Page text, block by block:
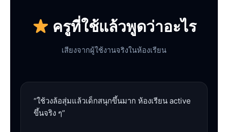
ครูที่ใช้แล้วพูดว่าอะไร
เสียงจากผู้ใช้งานจริงในห้องเรียน
“ใช้วงล้อสุ่มแล้วเด็กสนุกขึ้นมาก ห้องเรียน active
ขึ้นจริง ๆ”